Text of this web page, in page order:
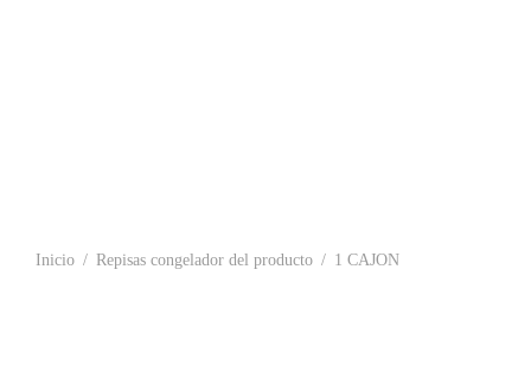
Inicio / Repisas congelador del producto / 1 CAJON